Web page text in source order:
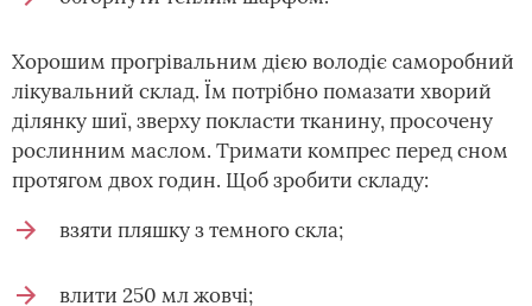
Хорошим прогрівальним дією володіє саморобний
лікувальний склад. Їм потрібно помазати хворий
ділянку шиї, зверху покласти тканину, просочену
рослинним маслом. Тримати компрес перед сном
протягом двох годин. Щоб зробити складу:
взяти пляшку з темного скла;
влити 250 мл жовчі;